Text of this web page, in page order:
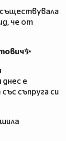
съществувала
че от
е
съпруга си